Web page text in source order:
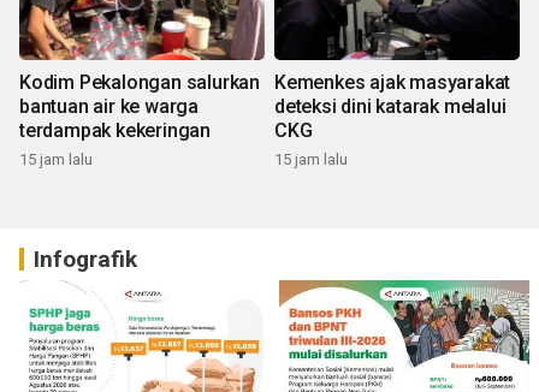
Kodim Pekalongan salurkan
bantuan air ke warga
terdampak kekeringan
15 jam lalu
Kemenkes ajak masyarakat
deteksi dini katarak melalui
CKG
15 jam lalu
Infografik